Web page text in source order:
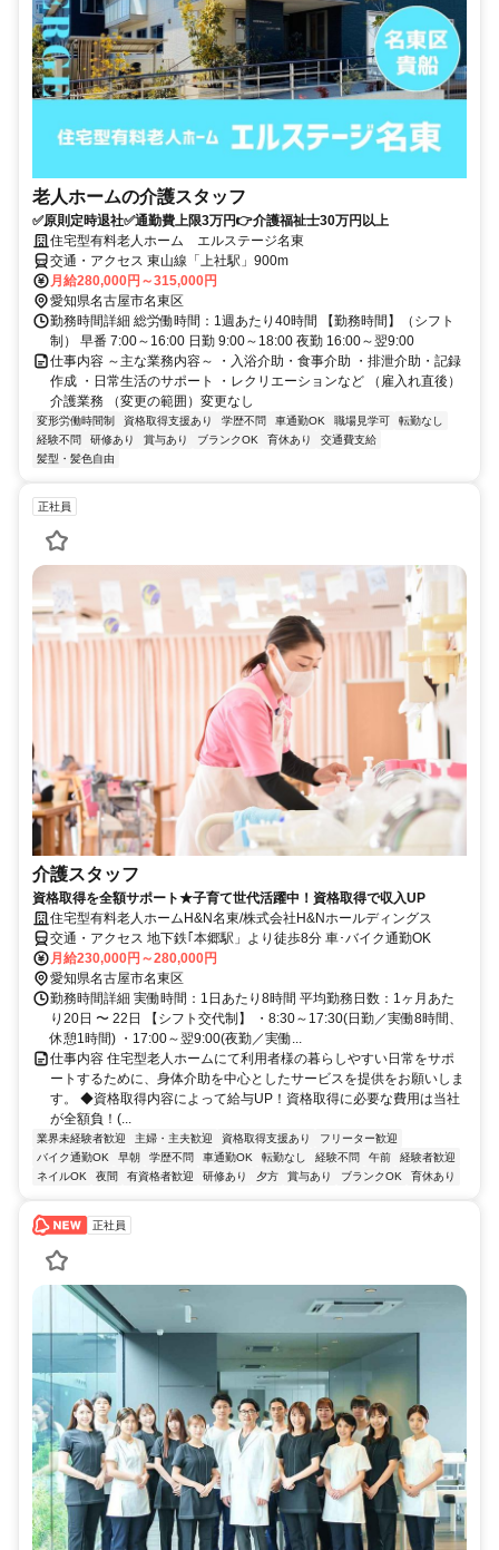
老人ホームの介護スタッフ
✅原則定時退社✅通勤費上限3万円👉介護福祉士30万円以上
住宅型有料老人ホーム エルステージ名東
交通・アクセス 東山線「上社駅」900m
月給280,000円～315,000円
愛知県名古屋市名東区
勤務時間詳細 総労働時間：1週あたり40時間 【勤務時間】（シフト
制） 早番 7:00～16:00 日勤 9:00～18:00 夜勤 16:00～翌9:00
仕事内容 ～主な業務内容～ ・入浴介助・食事介助 ・排泄介助・記録
作成 ・日常生活のサポート ・レクリエーションなど （雇入れ直後）
介護業務 （変更の範囲）変更なし
変形労働時間制 資格取得支援あり 学歴不問 車通勤OK 職場見学可
転勤なし
経験不問
研修あり 賞与あり ブランクOK 育休あり
交通費支給
髪型・髪色自由
正社員
介護スタッフ
資格取得を全額サポート★子育て世代活躍中！資格取得で収入UP
住宅型有料老人ホームH&N名東/株式会社H&Nホールディングス
交通・アクセス 地下鉄｢本郷駅」より徒歩8分 車･バイク通勤OK
月給230,000円～280,000円
愛知県名古屋市名東区
勤務時間詳細 実働時間：1日あたり8時間 平均勤務日数：1ヶ月あた
り20日 〜 22日 【シフト交代制】 ・8:30～17:30(日勤／実働8時間、
休憩1時間) ・17:00～翌9:00(夜勤／実働...
仕事内容 住宅型老人ホームにて利用者様の暮らしやすい日常をサポ
ートするために、身体介助を中心としたサービスを提供をお願いしま
す。 ◆資格取得内容によって給与UP！資格取得に必要な費用は当社
が全額負！(...
業界未経験者歓迎 主婦・主夫歓迎 資格取得支援あり
フリーター歓迎
バイク通勤OK
早朝 学歴不問 車通勤OK 転勤なし 経験不問 午前
経験者歓迎
ネイルOK
夜間 有資格者歓迎 研修あり 夕方 賞与あり ブランクOK 育休あり
正社員